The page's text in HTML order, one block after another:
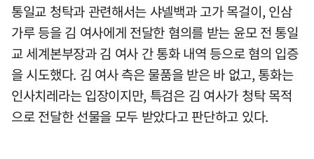
통일교 청탁과 관련해서는 샤넬백과 고가 목걸이, 인삼
가루 등을 김 여사에게 전달한 혐의를 받는 윤모 전 통일
교 세계본부장과 김 여사 간 통화 내역 등으로 혐의 입증
을 시도했다. 김 여사 측은 물품을 받은 바 없고, 통화는
인사치레라는 입장이지만, 특검은 김 여사가 청탁 목적
으로 전달한 선물을 모두 받았다고 판단하고 있다.